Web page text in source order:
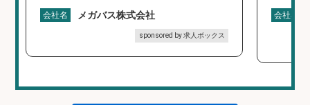
会社名 メガバス株式会社
sponsored by 求人ボックス
会社名